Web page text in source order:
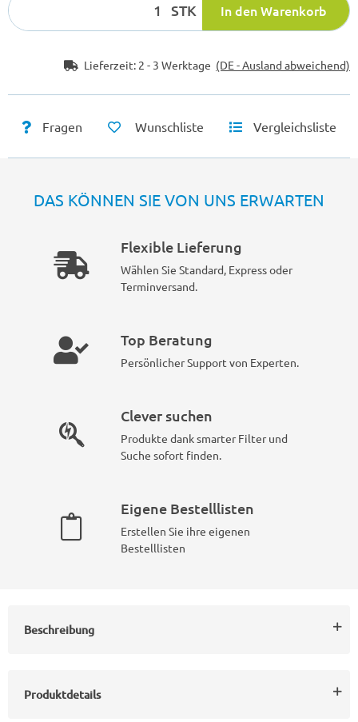
STK In den Warenkorb
Lieferzeit: 2 - 3 Werktage (DE - Ausland abweichend)
Fragen Wunschliste Vergleichsliste
DAS KÖNNEN SIE VON UNS ERWARTEN
Flexible Lieferung
Wählen Sie Standard, Express oder
Terminversand.
Top Beratung
Persönlicher Support von Experten.
Clever suchen
Produkte dank smarter Filter und
Suche sofort finden.
Eigene Bestelllisten
Erstellen Sie ihre eigenen
Bestelllisten
Beschreibung
Produktdetails